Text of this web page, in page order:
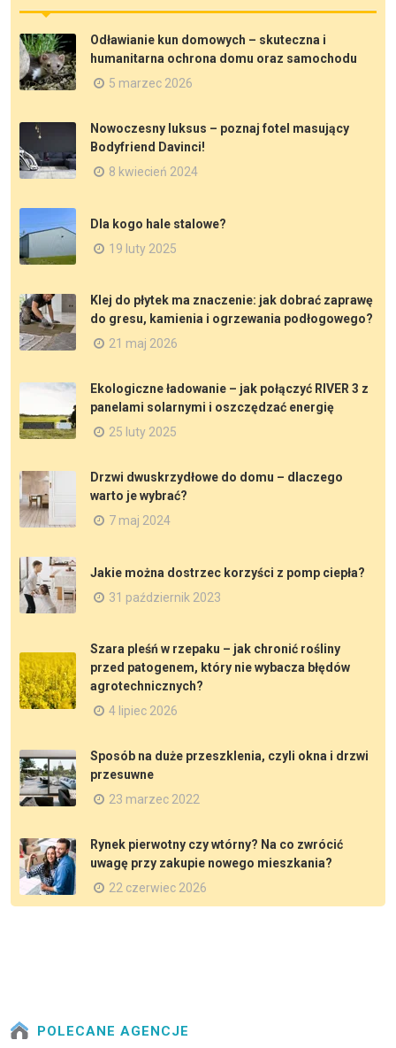
Odławianie kun domowych – skuteczna i
humanitarna ochrona domu oraz samochodu
5 marzec 2026
Nowoczesny luksus – poznaj fotel masujący
Bodyfriend Davinci!
8 kwiecień 2024
Dla kogo hale stalowe?
19 luty 2025
Klej do płytek ma znaczenie: jak dobrać zaprawę
do gresu, kamienia i ogrzewania podłogowego?
21 maj 2026
Ekologiczne ładowanie – jak połączyć RIVER 3 z
panelami solarnymi i oszczędzać energię
25 luty 2025
Drzwi dwuskrzydłowe do domu – dlaczego
warto je wybrać?
7 maj 2024
Jakie można dostrzec korzyści z pomp ciepła?
31 październik 2023
Szara pleśń w rzepaku – jak chronić rośliny
przed patogenem, który nie wybacza błędów
agrotechnicznych?
4 lipiec 2026
Sposób na duże przeszklenia, czyli okna i drzwi
przesuwne
23 marzec 2022
Rynek pierwotny czy wtórny? Na co zwrócić
uwagę przy zakupie nowego mieszkania?
22 czerwiec 2026
POLECANE AGENCJE